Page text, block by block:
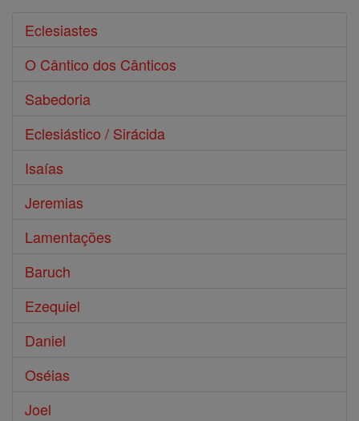
Eclesiastes
O Cântico dos Cânticos
Sabedoria
Eclesiástico / Sirácida
Isaías
Jeremias
Lamentações
Baruch
Ezequiel
Daniel
Oséias
Joel